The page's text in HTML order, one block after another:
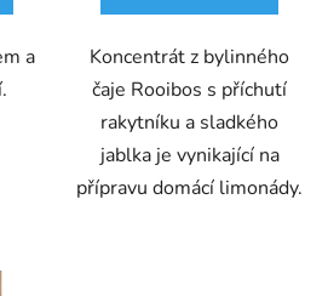
a
Koncentrát z bylinného
čaje Rooibos s příchutí
rakytníku a sladkého
jablka je vynikající na
přípravu domácí limonády.